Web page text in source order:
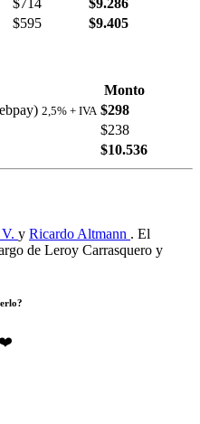
$714
$9.286
$595 $9.405
Monto
2,5% + IVA $298
$238
$10.536
y Ricardo Altmann . El
de Leroy Carrasquero y
❤️